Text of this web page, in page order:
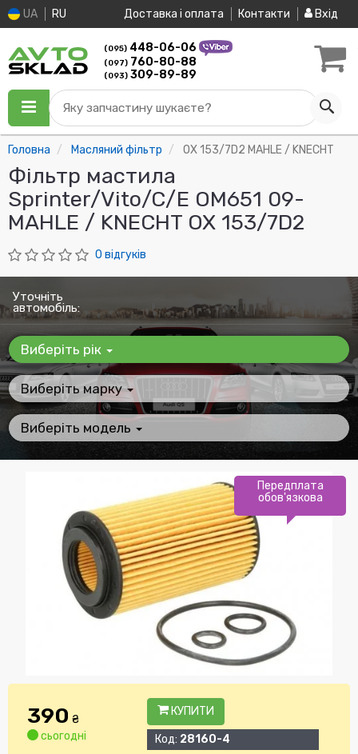
UA RU Доставка і оплата Контакти Вхід
(095) 448-06-06
(097) 760-80-88
(093) 309-89-89
Яку запчастину шукаєте?
Головна Масляний фільтр OX 153/7D2 MAHLE / KNECHT
Фільтр мастила
Sprinter/Vito/C/E ОМ651 09-
MAHLE / KNECHT OX 153/7D2
0 відгуків
Уточніть
автомобіль:
Виберіть рік
Виберіть марку
Виберіть модель
Передплата
обов'язкова
390 ₴
сьогодні
КУПИТИ
Код: 28160-4